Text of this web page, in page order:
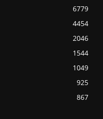
6779
4454
2046
1544
1049
925
867